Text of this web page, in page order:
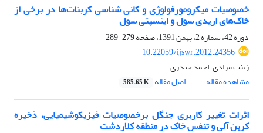
خصوصیات میکرومورفولوژی و کانی شناسی کربنات‌ها در برخی از
خاک‌های اریدی سول و اینسپتی سول
دوره 42، شماره 2، بهمن 1391، صفحه
279-289
10.22059/ijswr.2012.24356
زینب مرادی، احمد حیدری
مشاهده مقاله
اصل مقاله 585.65 K
اثرات تغییر کاربری جنگل برخصوصیات فیزیکوشیمیایی، ذخیره
کربن آلی و تنفس خاک در منطقه کلاردشت